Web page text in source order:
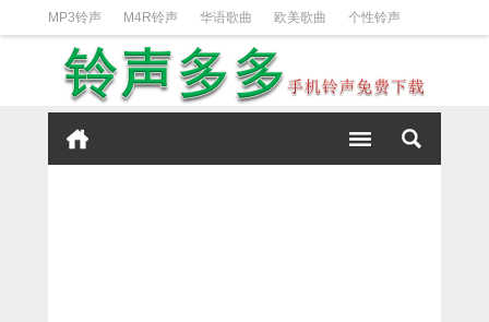
MP3铃声 M4R铃声 华语歌曲 欧美歌曲 个性铃声
日韩歌曲 动漫铃声 DJ铃声 短信铃声
iPhone铃声设置方法